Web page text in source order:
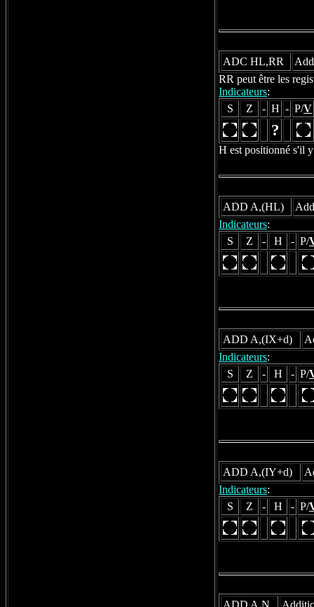
ADC HL,RR
RR peut être les
Indicateurs:
S
Z - H - P/V
?
H est positionné s'il
ADD A,(HL)
Indicateurs:
S
Z - H - P/
ADD A,(IX+d)
Indicateurs:
S
Z - H - P/
ADD A,(IY+d)
Indicateurs:
S
Z - H - P/
ADD A,N